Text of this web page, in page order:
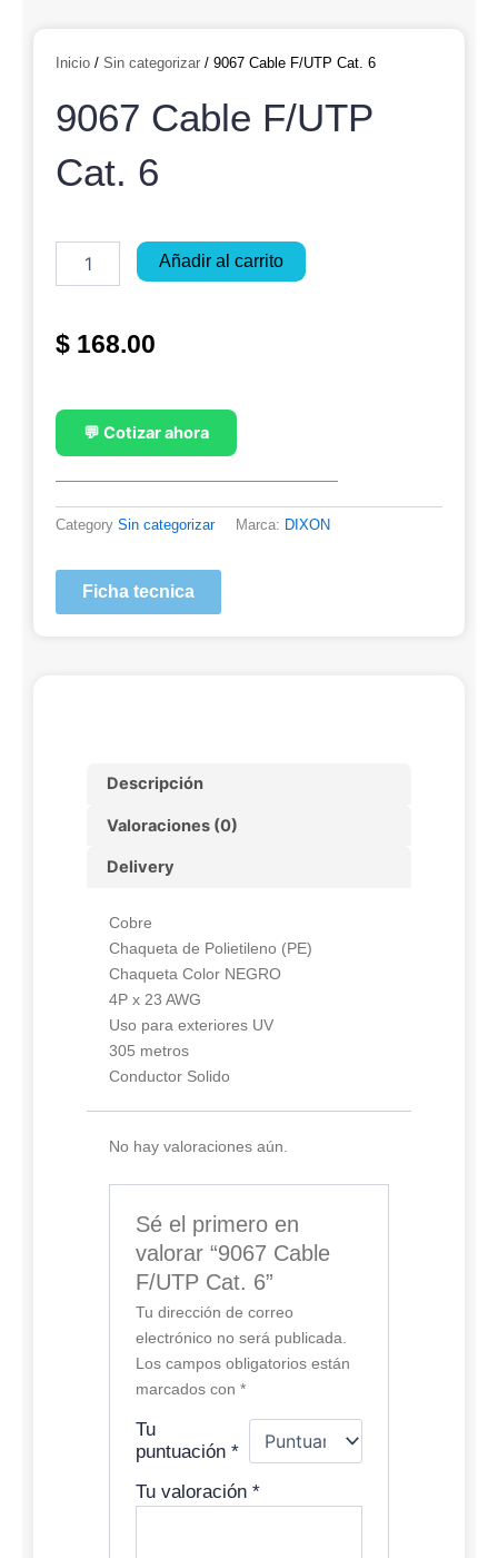
Inicio / Sin categorizar / 9067 Cable F/UTP Cat. 6
9067 Cable F/UTP
Cat. 6
Cable
6
Añadir al carrito
$ 168.00
💬 Cotizar ahora
Category Sin categorizar Marca: DIXON
Ficha tecnica
Descripción
Valoraciones (0)
Delivery
Cobre
Chaqueta de Polietileno (PE)
Chaqueta Color NEGRO
4P x 23 AWG
Uso para exteriores UV
305 metros
Conductor Solido
No hay valoraciones aún.
Sé el primero en
valorar “9067 Cable
F/UTP Cat. 6”
Tu dirección de correo
electrónico no será publicada.
Los campos obligatorios están
marcados con*
Tu
puntuación*
Tu valoración*